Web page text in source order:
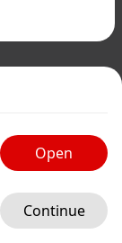
Open
Continue